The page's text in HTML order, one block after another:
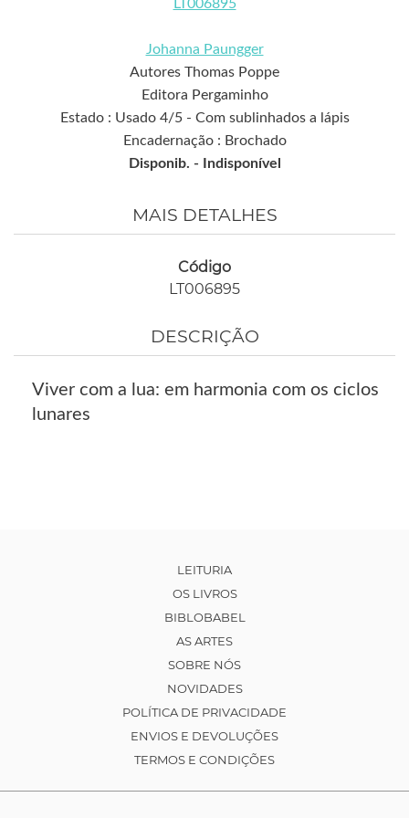
LT006895
Johanna Paungger
Autores Thomas Poppe
Editora Pergaminho
Estado : Usado 4/5 - Com sublinhados a lápis
Encadernação : Brochado
Disponib. -
Indisponível
MAIS DETALHES
Código
LT006895
DESCRIÇÃO
Viver com a lua: em harmonia com os ciclos
lunares
LEITURIA
OS LIVROS
BIBLOBABEL
AS ARTES
SOBRE NÓS
NOVIDADES
POLÍTICA DE PRIVACIDADE
ENVIOS E DEVOLUÇÕES
TERMOS E CONDIÇÕES